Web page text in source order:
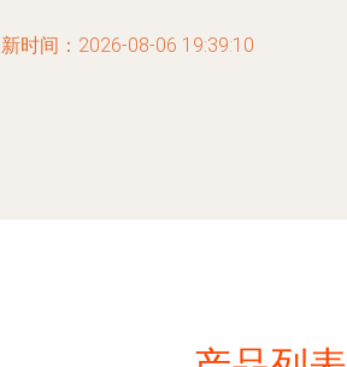
时间：2026-08-06 19:39:10